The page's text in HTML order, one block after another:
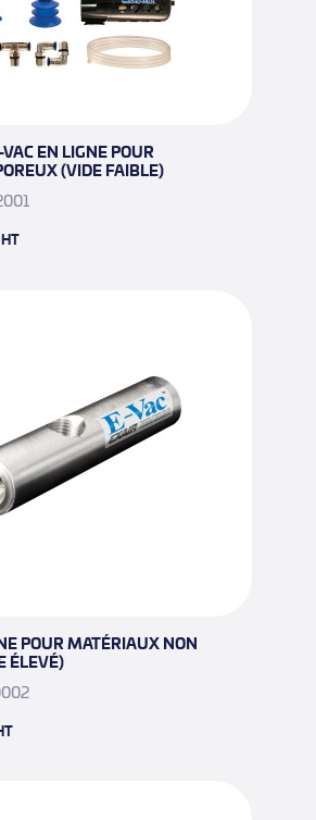
EN LIGNE POUR
(VIDE FAIBLE)
HT
POUR MATÉRIAUX NON
ÉLEVÉ)